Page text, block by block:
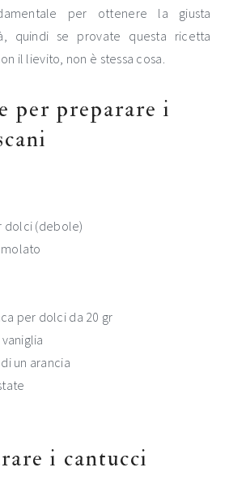
per ottenere la giusta
quindi se provate questa ricetta
il lievito, non è stessa cosa.
per preparare i
dolci (debole)
per dolci da 20 gr
un arancia
i cantucci